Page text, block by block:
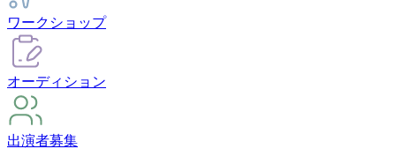
ワークショップ
オーディション
出演者募集